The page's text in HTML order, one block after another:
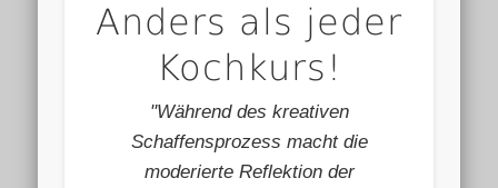
Anders als jeder
Kochkurs!
"Während des kreativen
Schaffensprozess macht die
moderierte Reflektion der